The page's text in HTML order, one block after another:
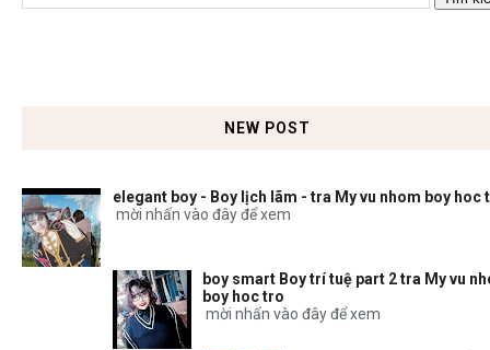
NEW POST
elegant boy - Boy lịch lãm - tra My vu nhom boy hoc
mời nhấn vào đây để xem
boy smart Boy trí tuệ part 2 tra My vu
boy hoc tro
mời nhấn vào đây để xem